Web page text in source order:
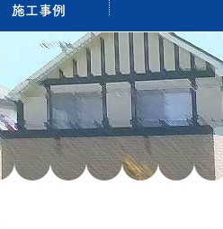
施工事例